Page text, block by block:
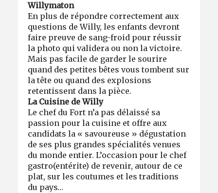
Willymaton
En plus de répondre correctement aux
questions de Willy, les enfants devront
faire preuve de sang-froid pour réussir
la photo qui validera ou non la victoire.
Mais pas facile de garder le sourire
quand des petites bêtes vous tombent sur
la tête ou quand des explosions
retentissent dans la pièce.
La Cuisine de Willy
Le chef du Fort n’a pas délaissé sa
passion pour la cuisine et offre aux
candidats la « savoureuse » dégustation
de ses plus grandes spécialités venues
du monde entier. L’occasion pour le chef
gastro(entérite) de revenir, autour de ce
plat, sur les coutumes et les traditions
du pays…